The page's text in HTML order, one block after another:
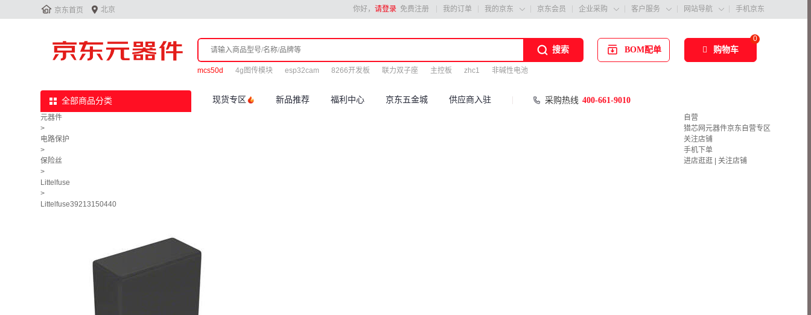
 京东首页  北京 你好， 请登录 免费注册 我的订单 我的京东  京东会员 企业采购  客户服务  网站导航  手机京东
搜索
mcs50d 4g图传模块 esp32cam 8266开发板 联力双子座 主控板 zhc1 非碱性电池
BOM配单
0
购物车
全部商品分类 现货专区 新品推荐 福利中心 京东五金城 供应商入驻 采购热线 400-661-9010
元器件
>
电路保护
>
保险丝
>
Littelfuse
>
Littelfuse39213150440
自营
猎芯网元器件京东自营专区
关注店铺
手机下单
进店逛逛
关注店铺